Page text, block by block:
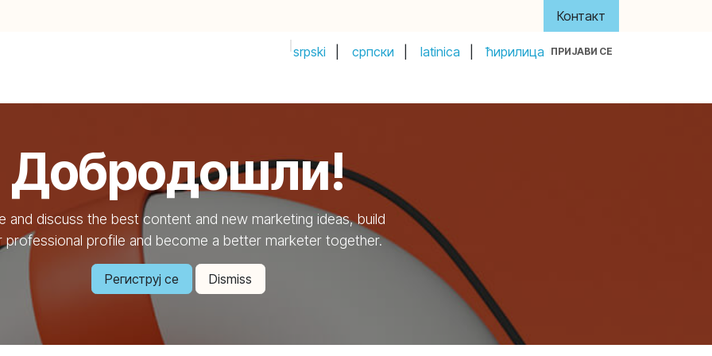
Контакт
srpski српски latinica ћирилица ПРИЈАВИ СЕ
Добродошли!
and discuss the best content and new marketing ideas, build
professional profile and become a better marketer together.
Региструј се Dismiss